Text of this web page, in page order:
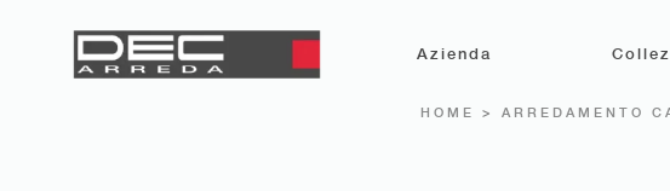
Azienda
HOME > ARREDAMENTO